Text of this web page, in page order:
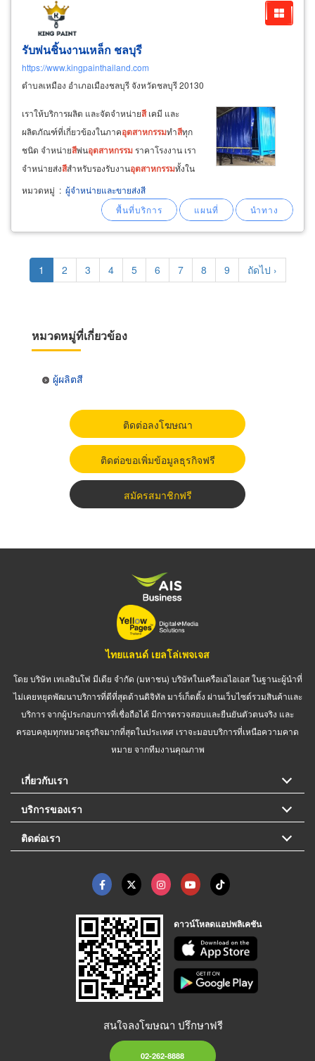
รับพ่นชิ้นงานเหล็ก ชลบุรี
https://www.kingpainthailand.com
ตำบลเหมือง อำเภอเมืองชลบุรี จังหวัดชลบุรี 20130
เราให้บริการผลิต และจัดจำหน่ายสีเคมี และ
ผลิตภัณฑ์ที่เกี่ยวข้องในภาคอุตสาหกรรมทำสีทุก
ชนิด จำหน่ายสีพ่นอุตสาหกรรม ราคาโรงงาน เรา
จำหน่ายส่งสีสำหรับรองรับงานอุตสาหกรรมทั้งใน
ส่วนของสี ทา และสีพ่น รวมทั้งรับผลิต
คุณสมบัติพิเศษเฉพาะทางสำหรับงานแต่ละ
ประเภทที่ลูกค้าต้องการ มุ่งเน้นคุณภาพงานพ่นสี
เหมาะสมกับการนำไปใช้งาน
หมวดหมู่ : ผู้จำหน่ายและขายส่งสี
Pagination
Current
page
1 Page
2 Page
3 Page
4 Page
5 Page
6 Page
7 Page
8 Page
9
Next
page
ถัดไป ›
หมวดหมู่ที่เกี่ยวข้อง
ผู้ผลิตสี
ติดต่อลงโฆษณา
ติดต่อขอเพิ่มข้อมูลธุรกิจฟรี
สมัครสมาชิกฟรี
ไทยแลนด์ เยลโล่เพจเจส
โดย บริษัท เทเลอินโฟ มีเดีย จำกัด (มหาชน) บริษัทในเครือเอไอเอส ในฐานะผู้นำที่
ไม่เคยหยุดพัฒนาบริการที่ดีที่สุดด้านดิจิทัล มาร์เก็ตติ้ง ผ่านเว็บไซต์รวมสินค้าและ
บริการ จากผู้ประกอบการที่เชื่อถือได้ มีการตรวจสอบและยืนยันตัวตนจริง และ
ครอบคลุมทุกหมวดธุรกิจมากที่สุดในประเทศ เราจะมอบบริการที่เหนือความคาด
หมาย จากทีมงานคุณภาพ
เกี่ยวกับเรา
บริการของเรา
ติดต่อเรา
ดาวน์โหลดแอปพลิเคชัน
สนใจลงโฆษณา ปรึกษาฟรี
02-262-8888